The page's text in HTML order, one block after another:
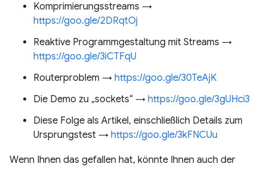
Komprimierungsstreams →
https://goo.gle/2DRqtOj
Reaktive Programmgestaltung mit Streams →
https://goo.gle/3iCTFqU
Routerproblem → https://goo.gle/30TeAjK
Die Demo zu „sockets“ → https://goo.gle/3gUHci3
Diese Folge als Artikel, einschließlich Details zum
Ursprungstest → https://goo.gle/3kFNCUu
Wenn Ihnen das gefallen hat, könnte Ihnen auch der